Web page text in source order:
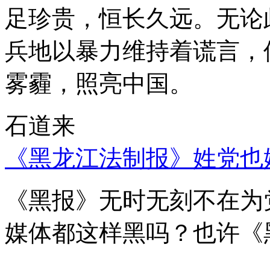
足珍贵，恒长久远。无
兵地以暴力维持着谎言
雾霾，照亮中国。
石道来
《黑龙江法制报》姓党
《黑报》无时无刻不在
媒体都这样黑吗？也许